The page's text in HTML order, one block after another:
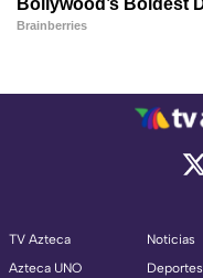
TV Azteca
Azteca UNO
Noticias
Deportes